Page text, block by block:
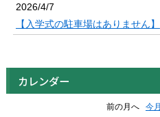
2026/4/7
【入学式の駐車場はありません】
カレンダー
前の月へ 今月